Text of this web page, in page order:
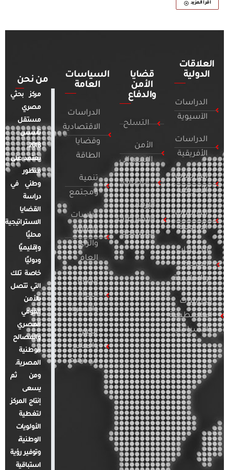
أقرأ المزيد
العلاقات
الدولية
الدراسات
الآسيوية
الدراسات
الأفريقية
الدراسات
الأمريكية
الدراسات
الأوروبية
الدراسات
العربية
والإقليمية
الدراسات
الفلسطينية
والإسرائيلية
قضايا
الأمن
والدفاع
التسلح
الأمن
السيبراني
التطرف
الإرهاب
والصراعات
المسلحة
السياسات
العامة
الدراسات
الاقتصادية
وقضايا
الطاقة
تنمية
ومجتمع
دراسات
الإعلام
والرأي
العام
قضايا
المرأة
والأسرة
مصر
والعالم
في أرقام
من نحن
مركز بحثي
مصري
مستقل
تأسس
2018.
يعتمد على
منظور
وطني في
دراسة
القضايا
الاستراتيجية
محليًا
وإقليميًا
ودوليًا
خاصة تلك
التي تتصل
بالأمن
القومي
المصري
والمصالح
الوطنية
المصرية.
ومن ثم
يسعى
إنتاج المركز
لتغطية
الأولويات
الوطنية،
وتوفير رؤية
استباقية